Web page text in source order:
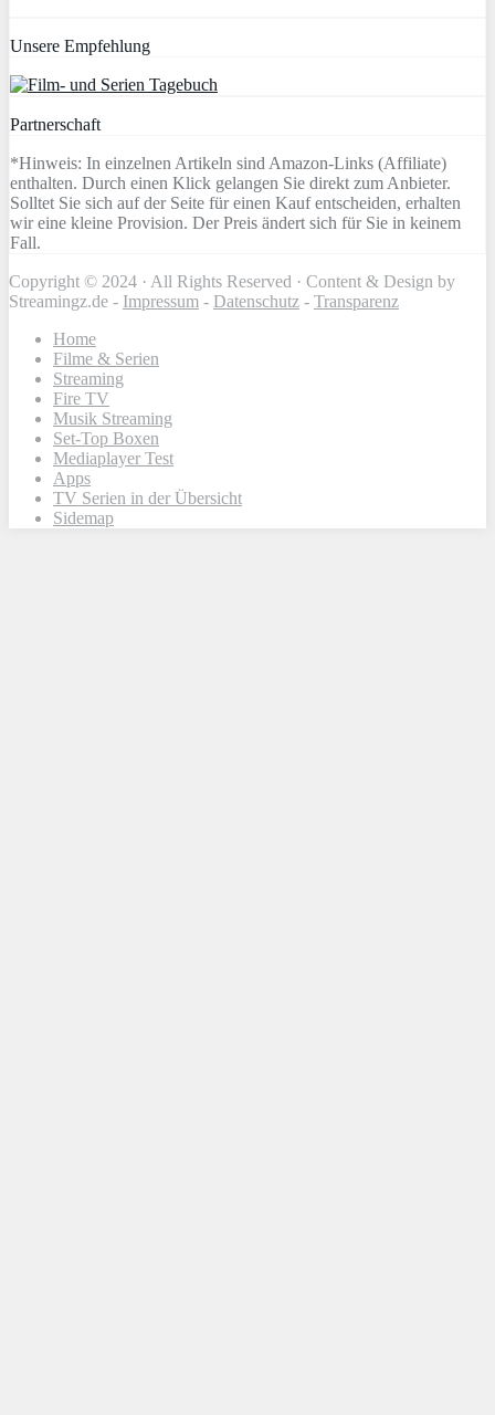
Unsere Empfehlung
Partnerschaft
*Hinweis: In einzelnen Artikeln sind Amazon-Links (Affiliate)
enthalten. Durch einen Klick gelangen Sie direkt zum Anbieter.
Solltet Sie sich auf der Seite für einen Kauf entscheiden, erhalten
wir eine kleine Provision. Der Preis ändert sich für Sie in keinem
Fall.
Copyright © 2024 · All Rights Reserved · Content & Design by
Streamingz.de - Impressum - Datenschutz - Transparenz
Home
Filme & Serien
Streaming
Fire TV
Musik Streaming
Set-Top Boxen
Mediaplayer Test
Apps
TV Serien in der Übersicht
Sidemap